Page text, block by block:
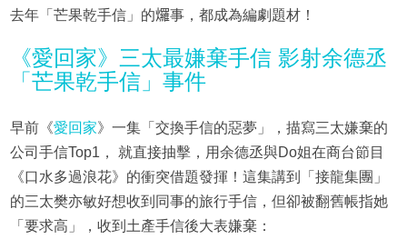
去年「芒果乾手信」的𤓓事，都成為編劇題材！
《愛回家》三太最嫌棄手信 影射余德丞
「芒果乾手信」事件
早前《愛回家》一集「交換手信的惡夢」，描寫三太嫌棄的
公司手信Top1， 就直接抽擊，用余德丞與Do姐在商台節目
《口水多過浪花》的衝突借題發揮！這集講到「接龍集團」
的三太樊亦敏好想收到同事的旅行手信，但卻被翻舊帳指她
「要求高」，收到土產手信後大表嫌棄：